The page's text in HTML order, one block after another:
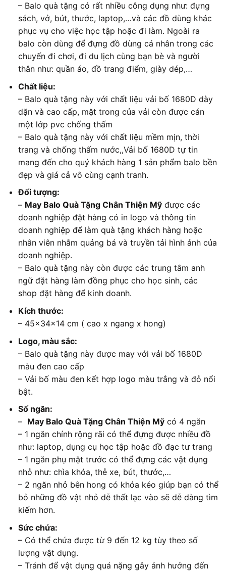
– Balo quà tặng có rất nhiều công dụng như: đựng
sách, vở, bút, thước, laptop,…và các đồ dùng khác
phục vụ cho việc học tập hoặc đi làm. Ngoài ra
balo còn dùng để đựng đồ dùng cá nhân trong các
chuyến đi chơi, đi du lịch cùng bạn bè và người
thân như: quần áo, đồ trang điểm, giày dép,…
Chất liệu:
– Balo quà tặng này với chất liệu vải bố 1680D dày
dặn và cao cấp, mặt trong của vải còn được cán
một lớp pvc chống thấm
– Balo quà tặng này với chất liệu mềm mịn, thời
trang và chống thấm nước,,Vải bố 1680D tự tin
mang đến cho quý khách hàng 1 sản phẩm balo bền
đẹp và giá cả vô cùng cạnh tranh.
Đối tượng:
– May Balo Quà Tặng Chân Thiện Mỹđược các
doanh nghiệp đặt hàng có in logo và thông tin
doanh nghiệp để làm quà tặng khách hàng hoặc
nhân viên nhằm quảng bá và truyền tải hình ảnh của
doanh nghiệp.
– Balo quà tặng này còn được các trung tâm anh
ngữ đặt hàng làm đồng phục cho học sinh, các
shop đặt hàng để kinh doanh.
Kích thước:
– 45x34x14 cm ( cao x ngang x hong)
Logo, màu sắc:
– Balo quà tặng này được may với vải bố 1680D
màu đen cao cấp
– Vải bố màu đen kết hợp logo màu trắng và đỏ nổi
bật.
Số ngăn:
– May Balo Quà Tặng Chân Thiện Mỹcó 4 ngăn
– 1 ngăn chính rộng rãi có thể đựng được nhiều đồ
như: laptop, dụng cụ học tập hoặc đồ đạc tư trang
– 1 ngăn phụ mặt trước có thể đựng các vật dụng
nhỏ như: chìa khóa, thẻ xe, bút, thước,…
– 2 ngăn nhỏ bên hong có khóa kéo giúp bạn có thể
bỏ những đồ vật nhỏ dễ thất lạc vào sẽ dễ dàng tìm
kiếm hơn.
Sức chứa:
– Có thể chứa được từ 9 đến 12 kg tùy theo số
lượng vật dụng.
– Tránh để vật dụng quá nặng gây ảnh hưởng đến